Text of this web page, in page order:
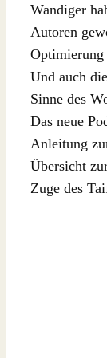
Wandiger
Autoren
Optimierung
Und auch
Sinne des
Das neue
Anleitung
Übersicht
Zuge des